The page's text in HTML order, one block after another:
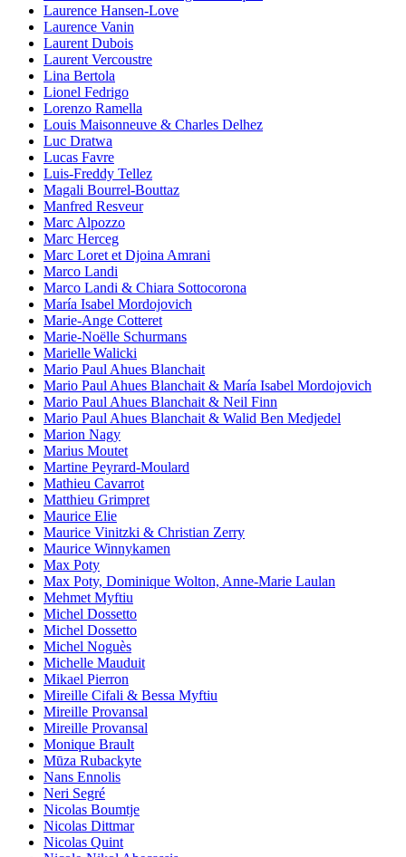
Laurence Hansen-Love
Laurence Vanin
Laurent Dubois
Laurent Vercoustre
Lina Bertola
Lionel Fedrigo
Lorenzo Ramella
Louis Maisonneuve & Charles Delhez
Luc Dratwa
Lucas Favre
Luis-Freddy Tellez
Magali Bourrel-Bouttaz
Manfred Resveur
Marc Alpozzo
Marc Herceg
Marc Loret et Djoina Amrani
Marco Landi
Marco Landi & Chiara Sottocorona
María Isabel Mordojovich
Marie-Ange Cotteret
Marie-Noëlle Schurmans
Marielle Walicki
Mario Paul Ahues Blanchait
Mario Paul Ahues Blanchait & María Isabel Mordojovich
Mario Paul Ahues Blanchait & Neil Finn
Mario Paul Ahues Blanchait & Walid Ben Medjedel
Marion Nagy
Marius Moutet
Martine Peyrard-Moulard
Mathieu Cavarrot
Matthieu Grimpret
Maurice Elie
Maurice Vinitzki & Christian Zerry
Maurice Winnykamen
Max Poty
Max Poty, Dominique Wolton, Anne-Marie Laulan
Mehmet Myftiu
Michel Dossetto
Michel Dossetto
Michel Noguès
Michelle Mauduit
Mikael Pierron
Mireille Cifali & Bessa Myftiu
Mireille Provansal
Mireille Provansal
Monique Brault
Mūza Rubackyte
Nans Ennolis
Neri Segré
Nicolas Boumtje
Nicolas Dittmar
Nicolas Quint